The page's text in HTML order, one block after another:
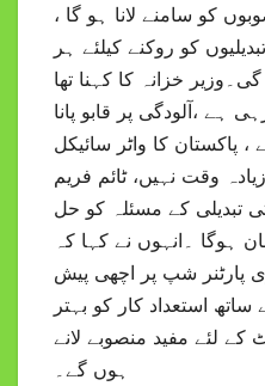
کو سامنے لانا ہو گا ،
کو روکنے کیلئے ہر
خزانہ کا کہنا تھا
ہے ،آلودگی پر قابو پانا
پاکستان کا واٹر سائیکل
وقت نہیں، ٹائم فریم
تبدیلی کے مسئلہ کو حل
ہوگا ۔انہوں نے کہا کہ
پارٹنر شپ پر اچھی پیش
استعداد کار کو بہتر
کے لئے مفید منصوبے لانے
ہوں گے۔